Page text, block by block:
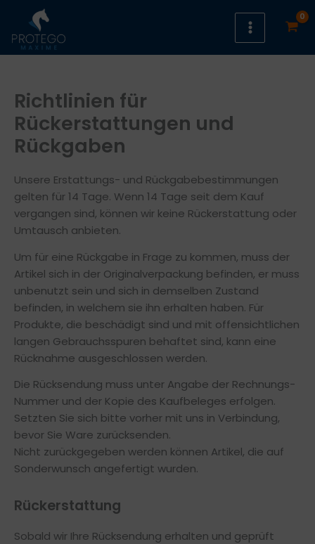
springen
Richtlinien für
Rückerstattungen und
Rückgaben
Unsere Erstattungs- und Rückgabebestimmungen
gelten für 14 Tage. Wenn 14 Tage seit dem Kauf
vergangen sind, können wir keine Rückerstattung oder
Umtausch anbieten.
Um für eine Rückgabe in Frage zu kommen, muss der
Artikel sich in der Originalverpackung befinden, er muss
unbenutzt sein und sich in demselben Zustand
befinden, in welchem sie ihn erhalten haben. Für
Produkte, die beschädigt sind und mit offensichtlichen
langen Gebrauchsspuren behaftet sind, kann eine
Rücknahme ausgeschlossen werden.
Die Rücksendung muss unter Angabe der Rechnungs-
Nummer und der Kopie des Kaufbeleges erfolgen.
Setzten Sie sich bitte vorher mit uns in Verbindung,
bevor Sie Ware zurücksenden.
Nicht zurückgegeben werden können Artikel, die auf
Sonderwunsch angefertigt wurden.
Rückerstattung
Sobald wir Ihre Rücksendung erhalten und geprüft